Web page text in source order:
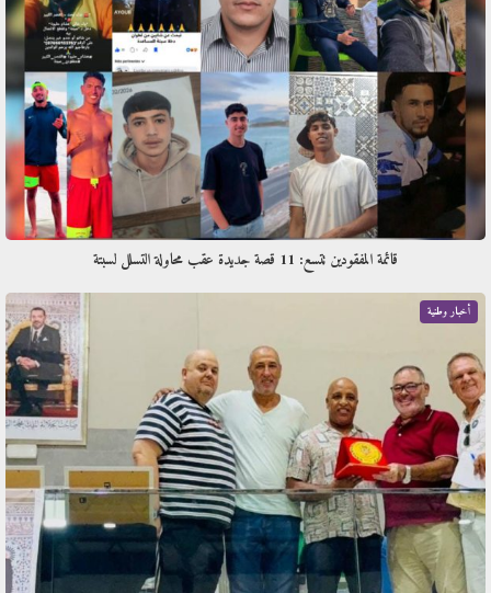
قائمة المفقودين تتسع: 11 قصة جديدة عقب محاولة التسلل لسبتة
أخبار وطنية